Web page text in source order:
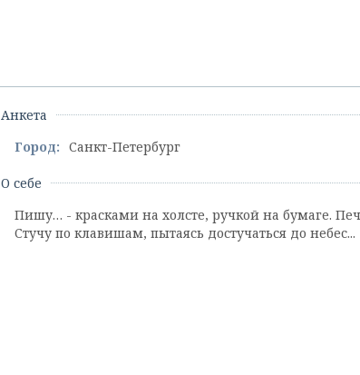
Анкета
Город: Санкт-Петербург
О себе
Пишу… - красками на холсте, ручкой на бумаге.
Стучу по клавишам, пытаясь достучаться до небес...